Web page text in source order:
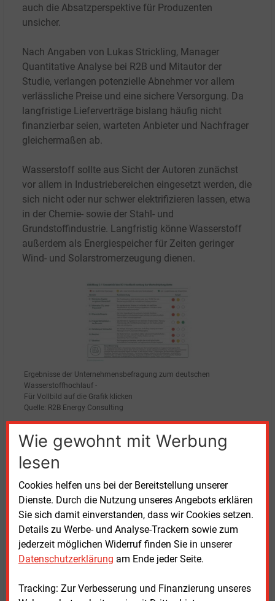
Wie gewohnt mit Werbung
lesen
Cookies helfen uns bei der Bereitstellung unserer
Dienste. Durch die Nutzung unseres Angebots erklären
Sie sich damit einverstanden, dass wir Cookies setzen.
Details zu Werbe- und Analyse-Trackern sowie zum
jederzeit möglichen Widerruf finden Sie in unserer
Datenschutzerklärung am Ende jeder Seite.
Tracking: Zur Verbesserung und Finanzierung unseres
auch die Absatzperspektive für Produzenten
unsicher.
Nach Angaben von Lukas Strickling, Manager
Quantitative Analyse bei R2B und Mitautor der
Studie, verlangen potenzielle Abnehmer vor allem
verlässliche Preise und eine sichere Versorgung. Da
langfristige Lieferverträge bislang häufig nicht
finanzierbar seien, warteten Anbieter und Nachfrager
gleichermaßen ab.
Wasserstoff sollte aus Sicht der Autoren zunächst
vor allem in Industriebereichen eingesetzt werden, die
sich nicht oder nur schwer elektrifizieren lassen, etwa
in der Chemie- sowie der Stahl- und
Grundstoffindustrie. Langfristig könne Wasserstoff
außerdem als Energiespeicher für Zeiten geringer
Wind- und Solarstromerzeugung dienen.
Ergebnisse der Unternehmensbefragung zum deutschen
Wasserstoffhochlauf -
Für Vollbild auf die Grafik klicken
Quelle: R2B Energy Consulting
Kurzfristig empfiehlt die Studie, die bereits
angestoßene Projekt- und Marktdynamik bis 2030 zu
sichern. Dazu zählen aus Sicht der Autoren
pragmatischere RFNBO-Regeln, ein verlässlicher
Rahmen für Netzentgelte, eine praktikable Book-and-
Claim-Lösung für Herkunftsnachweise sowie die
frühzeitige Absicherung von Wasserstoffspeichern
als strategische Infrastruktur.
Markt gelingen. Dafür seien ein beschleunigter